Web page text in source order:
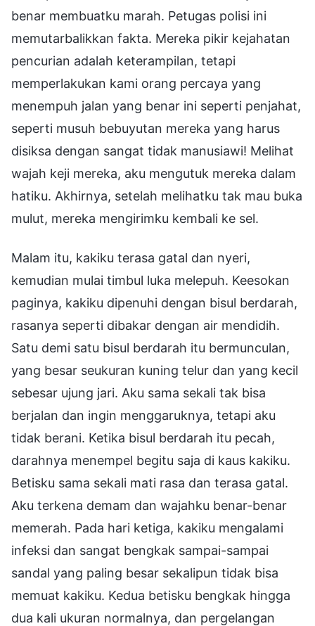
benar membuatku marah. Petugas polisi ini
memutarbalikkan fakta. Mereka pikir kejahatan
pencurian adalah keterampilan, tetapi
memperlakukan kami orang percaya yang
menempuh jalan yang benar ini seperti penjahat,
seperti musuh bebuyutan mereka yang harus
disiksa dengan sangat tidak manusiawi! Melihat
wajah keji mereka, aku mengutuk mereka dalam
hatiku. Akhirnya, setelah melihatku tak mau buka
mulut, mereka mengirimku kembali ke sel.
Malam itu, kakiku terasa gatal dan nyeri,
kemudian mulai timbul luka melepuh. Keesokan
paginya, kakiku dipenuhi dengan bisul berdarah,
rasanya seperti dibakar dengan air mendidih.
Satu demi satu bisul berdarah itu bermunculan,
yang besar seukuran kuning telur dan yang kecil
sebesar ujung jari. Aku sama sekali tak bisa
berjalan dan ingin menggaruknya, tetapi aku
tidak berani. Ketika bisul berdarah itu pecah,
darahnya menempel begitu saja di kaus kakiku.
Betisku sama sekali mati rasa dan terasa gatal.
Aku terkena demam dan wajahku benar-benar
memerah. Pada hari ketiga, kakiku mengalami
infeksi dan sangat bengkak sampai-sampai
sandal yang paling besar sekalipun tidak bisa
memuat kakiku. Kedua betisku bengkak hingga
dua kali ukuran normalnya, dan pergelangan